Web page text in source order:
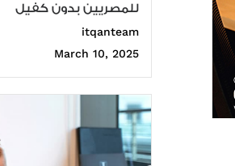
للمصريين بدون كفيل
itqanteam
March 10, 2025